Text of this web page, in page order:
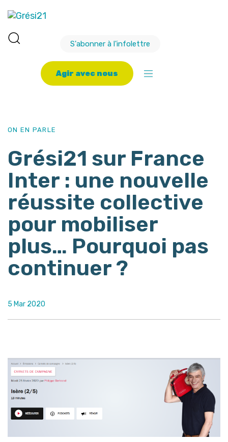
S'abonner à l'infolettre
Agir avec nous
ON EN PARLE
Grési21 sur France
Inter : une nouvelle
réussite collective
pour mobiliser
plus… Pourquoi pas
continuer ?
5 Mar 2020